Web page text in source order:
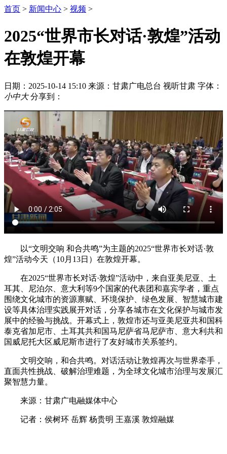
首页 > 新闻中心 > 视频 >
2025“世界市长对话·敦煌”活动
在敦煌开幕
日期：2025-10-14 15:10 来源：甘肃广电总台 视听甘肃 字体：
小中大 分享到：
以“文明交响 和合共鸣”为主题的2025“世界市长对话·敦
煌”活动今天（10月13日）在敦煌开幕。
在2025“世界市长对话·敦煌”活动中，来自亚美尼亚、土
耳其、尼泊尔、意大利等9个国家的代表团和嘉宾学者，重点
围绕文化城市的资源禀赋、环境保护、绿色发展、智慧城市建
设等具体治理实践展开对话，分享各城市在文化保护与城市发
展中的经验与挑战。开幕式上，敦煌市还与亚美尼亚共和国科
泰克省加尼市、土耳其共和国马尼萨省马尼萨市、意大利共和
国威尼托大区威尼斯市进行了友好城市关系签约。
文明交响，和合共鸣。对话活动让敦煌再次与世界牵手，
直面共性挑战、破解治理难题，为全球文化城市治理与发展汇
聚智慧力量。
来源：甘肃广电融媒体中心
记者：侯树环 岳辉 杨贵明 王嘉溪 敦煌融媒